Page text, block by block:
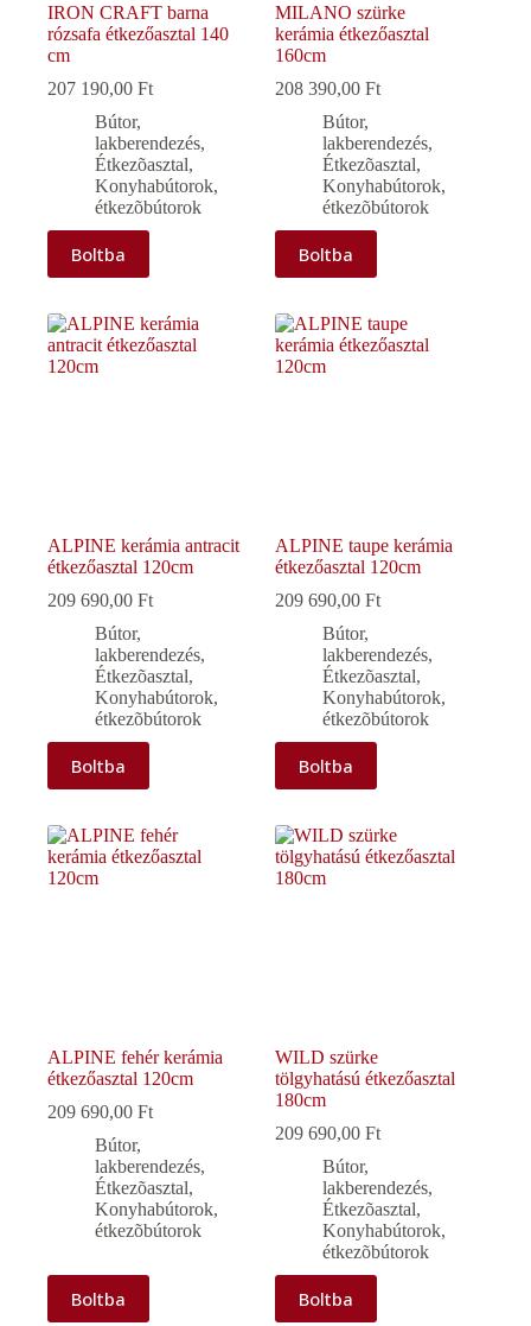
IRON CRAFT barna
rózsafa étkezőasztal 140
cm
207 190,00 Ft
Bútor,
lakberendezés,
Étkezõasztal,
Konyhabútorok,
étkezõbútorok
Boltba
MILANO szürke
kerámia étkezőasztal
160cm
208 390,00Ft
Bútor,
lakberendezés,
Étkezõasztal,
Konyhabútorok,
étkezõbútorok
Boltba
ALPINE kerámia antracit
étkezőasztal 120cm
209 690,00 Ft
Bútor,
lakberendezés,
Étkezõasztal,
Konyhabútorok,
étkezõbútorok
Boltba
ALPINE taupe kerámia
étkezőasztal 120cm
209 690,00Ft
Bútor,
lakberendezés,
Étkezõasztal,
Konyhabútorok,
étkezõbútorok
Boltba
ALPINE fehér kerámia
étkezőasztal 120cm
209 690,00 Ft
Bútor,
lakberendezés,
Étkezõasztal,
Konyhabútorok,
étkezõbútorok
Boltba
WILD szürke
tölgyhatású étkezőasztal
180cm
209 690,00Ft
Bútor,
lakberendezés,
Étkezõasztal,
Konyhabútorok,
étkezõbútorok
Boltba